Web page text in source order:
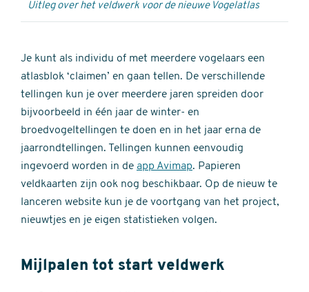
Uitleg over het veldwerk voor de nieuwe Vogelatlas
Je kunt als individu of met meerdere vogelaars een
atlasblok ‘claimen’ en gaan tellen. De verschillende
tellingen kun je over meerdere jaren spreiden door
bijvoorbeeld in één jaar de winter- en
broedvogeltellingen te doen en in het jaar erna de
jaarrondtellingen. Tellingen kunnen eenvoudig
ingevoerd worden in de app Avimap. Papieren
veldkaarten zijn ook nog beschikbaar. Op de nieuw te
lanceren website kun je de voortgang van het project,
nieuwtjes en je eigen statistieken volgen.
Mijlpalen tot start veldwerk